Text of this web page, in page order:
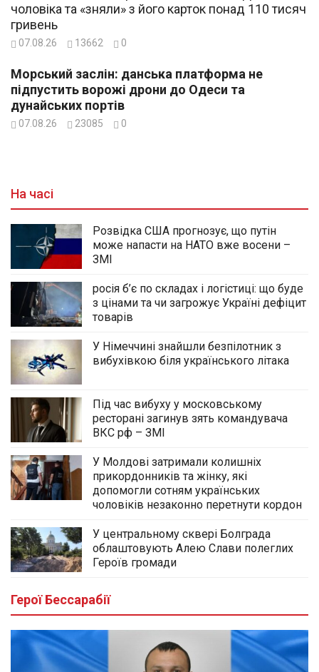
чоловіка та «зняли» з його карток понад 110 тисяч
гривень
07.08.26 13662 0
Морський заслін: данська платформа не
підпустить ворожі дрони до Одеси та
дунайських портів
07.08.26 23085 0
На часі
Розвідка США прогнозує, що путін
може напасти на НАТО вже восени –
ЗМІ
росія б’є по складах і логістиці: що буде
з цінами та чи загрожує Україні дефіцит
товарів
У Німеччині знайшли безпілотник з
вибухівкою біля українського літака
Під час вибуху у московському
ресторані загинув зять командувача
ВКС рф – ЗМІ
У Молдові затримали колишніх
прикордонників та жінку, які
допомогли сотням українських
чоловіків незаконно перетнути кордон
У центральному сквері Болграда
облаштовують Алею Слави полеглих
Героїв громади
Герої Бессарабії